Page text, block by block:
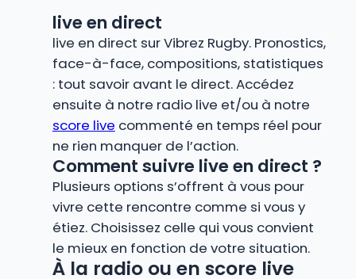
live en direct
live en direct sur Vibrez Rugby. Pronostics,
face-à-face, compositions, statistiques
: tout savoir avant le direct. Accédez
ensuite à notre radio live et/ou à notre
score live commenté en temps réel pour
ne rien manquer de l’action.
Comment suivre live en direct ?
Plusieurs options s’offrent à vous pour
vivre cette rencontre comme si vous y
étiez. Choisissez celle qui vous convient
le mieux en fonction de votre situation.
À la radio ou en score live